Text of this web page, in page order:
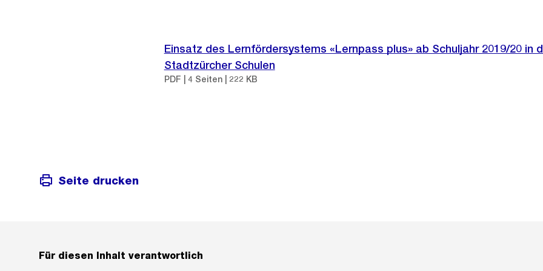
Einsatz des Lernfördersystems «Lernpass plus» ab Schuljahr 2019/20 in
Stadtzürcher Schulen
PDF | 4 Seiten | 222 KB
Seite drucken
Für diesen Inhalt verantwortlich